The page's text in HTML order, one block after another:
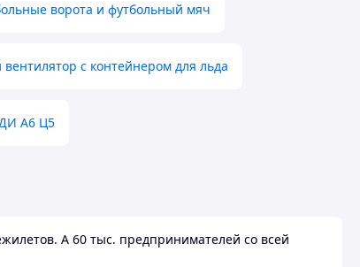
ворота и футбольный мяч
с контейнером для льда
А6 Ц5
А 60 тыс. предпринимателей со всей